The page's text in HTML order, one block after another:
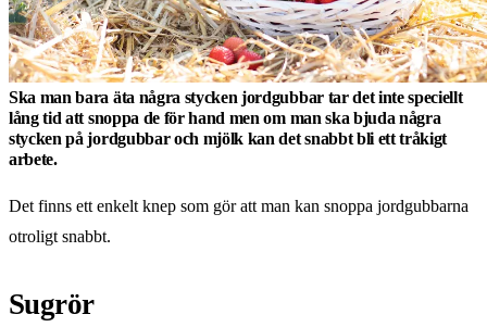
Ska man bara äta några stycken jordgubbar tar det inte speciellt
lång tid att snoppa de för hand men om man ska bjuda några
stycken på jordgubbar och mjölk kan det snabbt bli ett tråkigt
arbete.
Det finns ett enkelt knep som gör att man kan snoppa jordgubbarna
otroligt snabbt.
Sugrör